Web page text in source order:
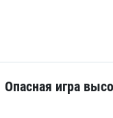
Опасная игра